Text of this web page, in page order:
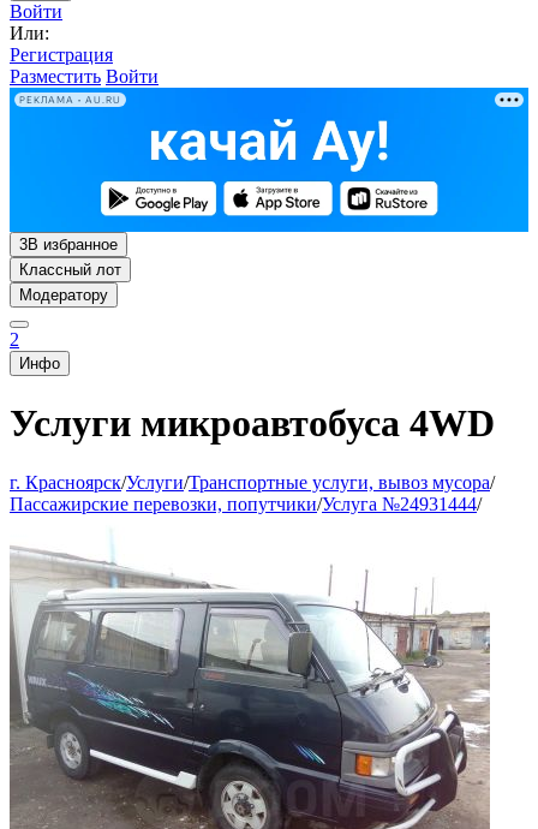
Войти
Или:
Регистрация
Разместить Войти
РЕКЛАМА • AU.RU
3В избранное
Классный лот
Модератору
2
Инфо
Услуги микроавтобуса 4WD
г. Красноярск/Услуги/Транспортные услуги, вывоз мусора/
Пассажирские перевозки, попутчики/Услуга №24931444/